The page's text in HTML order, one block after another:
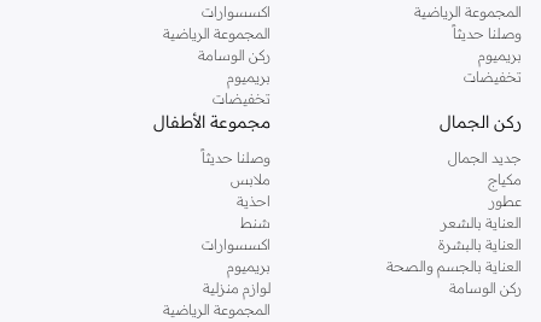
المجموعة الرياضية
وصلنا حديثاً
بريميوم
تخفيضات
اكسسوارات
المجموعة الرياضية
ركن الوسامة
بريميوم
تخفيضات
ركن الجمال
جديد الجمال
مكياج
عطور
العناية بالشعر
العناية بالبشرة
العناية بالجسم والصحة
ركن الوسامة
مجموعة الأطفال
وصلنا حديثاً
ملابس
احذية
شنط
اكسسوارات
بريميوم
لوازم منزلية
المجموعة الرياضية